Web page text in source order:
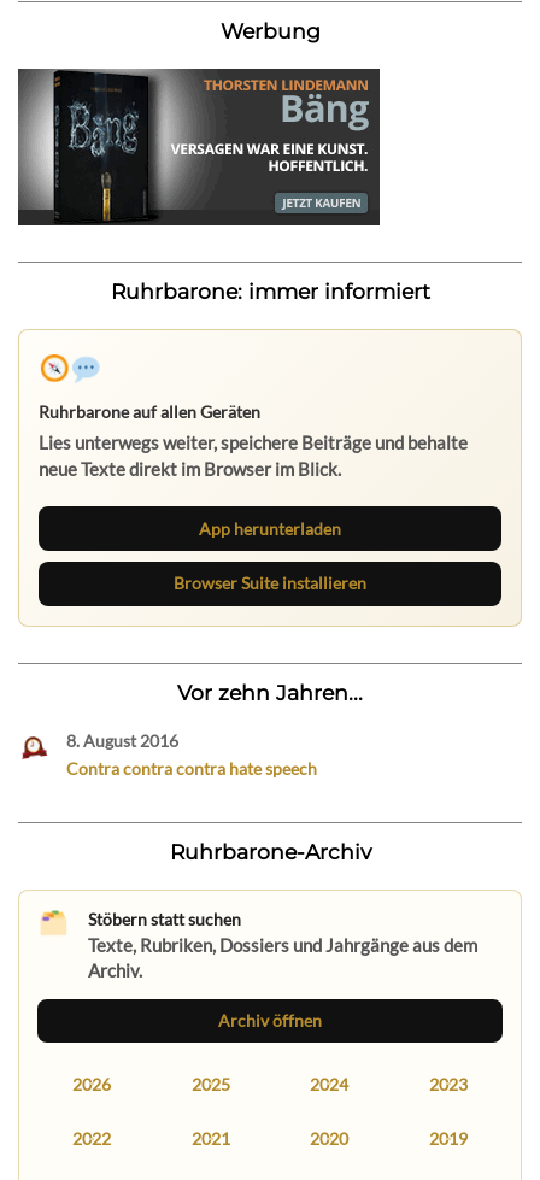
Werbung
Ruhrbarone: immer informiert
Ruhrbarone auf allen Geräten
Lies unterwegs weiter, speichere Beiträge und behalte
neue Texte direkt im Browser im Blick.
App herunterladen
Browser Suite installieren
Vor zehn Jahren...
8. August 2016
Contra contra contra hate speech
Ruhrbarone-Archiv
Stöbern statt suchen
Texte, Rubriken, Dossiers und Jahrgänge aus dem
Archiv.
Archiv öffnen
2026 2025 2024 2023
2022 2021 2020 2019